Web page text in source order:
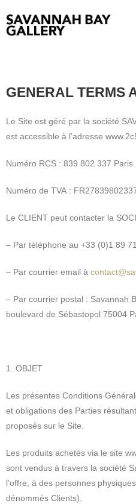
GENERAL TERMS
Le Site est géré par la société
est accessible à l’adresse
Numéro RCS : 839 802 337 Paris
Numéro de TVA :
Le CLIENT peut contacter la
– Par téléphone au +33 (0)1 89
– Par courrier email à
– Par courrier postal : Savannah
boulevard de Sébastopol 75004
1. OBJET
Les présentes Conditions
et obligations des Parties
proposés sur le Site.
Les produits achetés via le site
sont vendus à travers la société
l’offre, à des personnes
dénommés Clients).